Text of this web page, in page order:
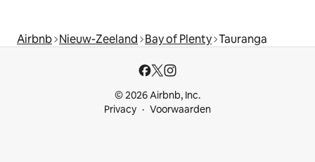
Airbnb Nieuw-Zeeland Bay of Plenty Tauranga
© 2026 Airbnb, Inc.
Privacy
Voorwaarden